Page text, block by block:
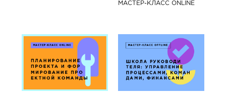
МАСТЕР-КЛАСС ONLINE